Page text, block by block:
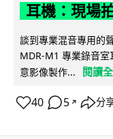
耳機：現場
談到專業混音專用的
MDR-M1 專業錄音室
意影像製作...
閱讀
40 5 ↗ 分